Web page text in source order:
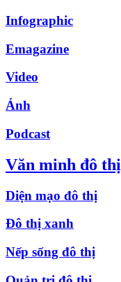
Infographic
Emagazine
Video
Ảnh
Podcast
Văn minh đô thị
Diện mạo đô thị
Đô thị xanh
Nếp sống đô thị